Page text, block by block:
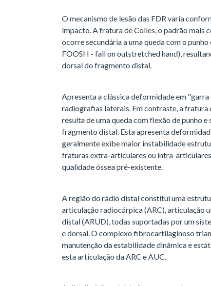
O mecanismo de lesão das FDR varia
impacto. A fratura de Colles, o padrão mais
ocorre secundária a uma queda com o
FOOSH - fall on outstretched hand),
dorsal do fragmento distal.
Apresenta a clássica deformidade em
radiografias laterais. Em contraste, a fratura
resulta de uma queda com flexão de punho
fragmento distal. Esta apresenta
geralmente exibe maior instabilidade
fraturas extra-articulares ou intra-
qualidade óssea pré-existente.
A região do rádio distal constitui uma
articulação radiocárpica (ARC), articulação
distal (ARUD), todas suportadas por um
e dorsal. O complexo fibrocartilaginoso
manutenção da estabilidade dinâmica e
esta articulação da ARC e AUC.